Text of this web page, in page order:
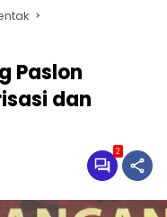
Paslon
dan
2